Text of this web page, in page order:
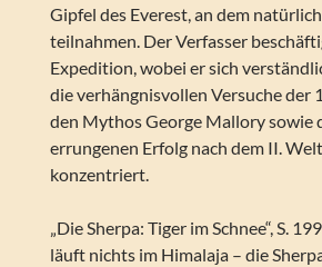
Gipfel des Everest, an dem
teilnahmen. Der Verfasser
Expedition, wobei er sich
die verhängnisvollen Versuche der
den Mythos George Mallory sowie
errungenen Erfolg nach dem II.
konzentriert.
„Die Sherpa: Tiger im Schnee“, S.
läuft nichts im Himalaja – die